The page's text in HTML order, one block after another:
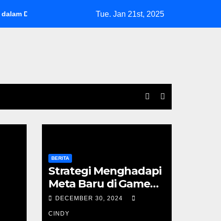
Sepak Bola Bingung Memilih Gadget? Inilah Panduan
Tue. Jan 21st, 2025
BERITA
Strategi Menghadapi
Meta Baru di Game
Kompetitif
DECEMBER 30, 2024
CINDY